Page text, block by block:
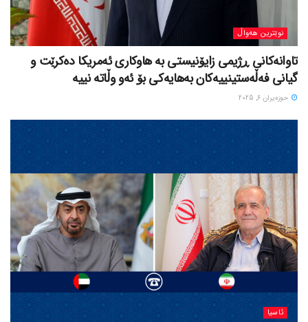
نوێترین هەواڵ
تاوانەکانی ڕژیمی زایۆنیستی بە هاوکاری ئەمریکا دەکرێت و
گیانی فەڵەستینییەکان بەهایەکی بۆ ئەو وڵاتە نییە
حوزه‌یران 6, 2025
ئاسیا